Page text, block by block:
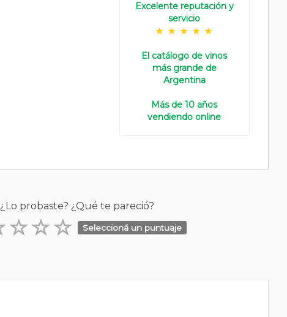
Excelente reputación y
servicio
El catálogo de vinos
más grande de
Argentina
Más de 10 años
vendiendo online
¿Lo probaste? ¿Qué te pareció?
Seleccioná un puntuaje